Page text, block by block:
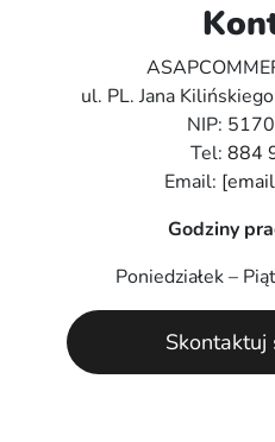
ul. PL. Jana
NIP:
Tel: 884
Email:
Godziny
Poniedziałek –
Skontaktuj